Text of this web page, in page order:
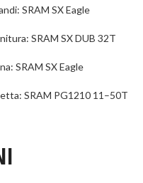
SRAM SX Eagle
SRAM SX DUB 32T
SRAM SX Eagle
SRAM PG1210 11–50T